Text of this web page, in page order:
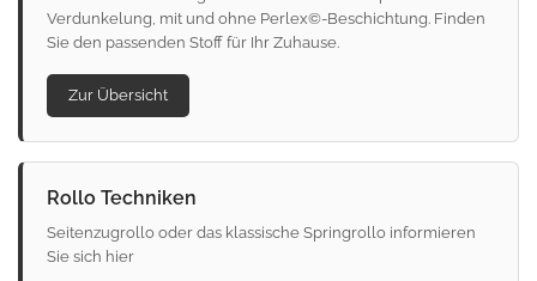
Verdunkelung, mit und ohne Perlex©-Beschichtung. Finden
Sie den passenden Stoff für Ihr Zuhause.
Zur Übersicht
Rollo Techniken
Seitenzugrollo oder das klassische Springrollo informieren
Sie sich hier